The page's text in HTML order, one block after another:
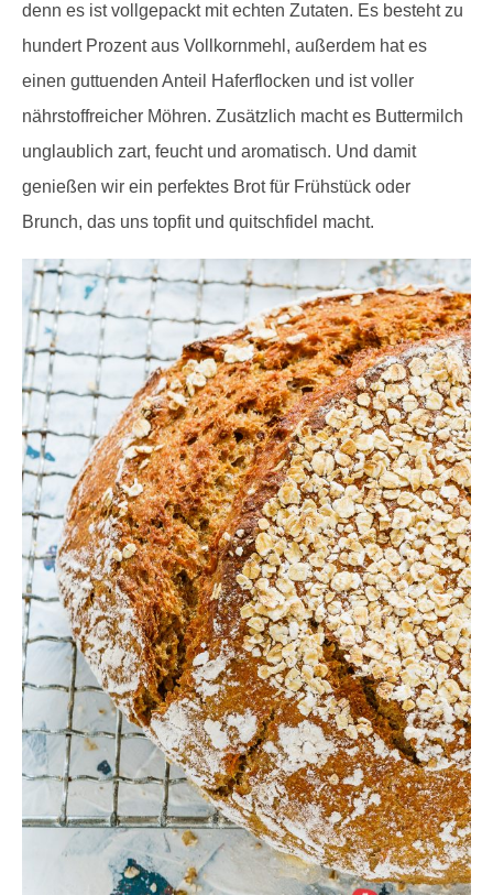
denn es ist vollgepackt mit echten Zutaten. Es besteht zu
hundert Prozent aus Vollkornmehl, außerdem hat es
einen guttuenden Anteil Haferflocken und ist voller
nährstoffreicher Möhren. Zusätzlich macht es Buttermilch
unglaublich zart, feucht und aromatisch. Und damit
genießen wir ein perfektes Brot für Frühstück oder
Brunch, das uns topfit und quitschfidel macht.